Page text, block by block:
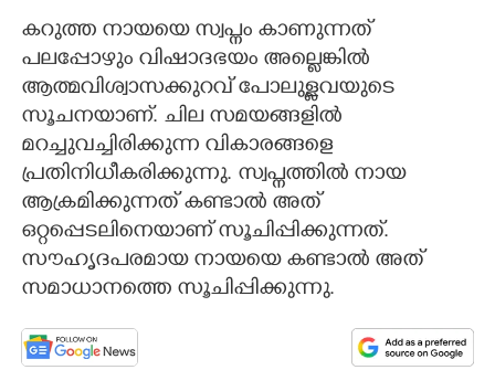
കറുത്ത നായയെ സ്വപ്നം കാണുന്നത്
പലപ്പോഴും വിഷാദഭയം അല്ലെങ്കിൽ
ആത്മവിശ്വാസക്കുറവ് പോലുള്ളവയുടെ
സൂചനയാണ്. ചില സമയങ്ങളിൽ
മറച്ചുവച്ചിരിക്കുന്ന വികാരങ്ങളെ
പ്രതിനിധീകരിക്കുന്നു. സ്വപ്നത്തിൽ നായ
ആക്രമിക്കുന്നത് കണ്ടാൽ അത്
ഒറ്റപ്പെടലിനെയാണ് സൂചിപ്പിക്കുന്നത്.
സൗഹൃദപരമായ നായയെ കണ്ടാൽ അത്
സമാധാനത്തെ സൂചിപ്പിക്കുന്നു.